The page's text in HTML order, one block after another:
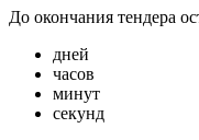
До окончания тендера
дней
часов
минут
секунд